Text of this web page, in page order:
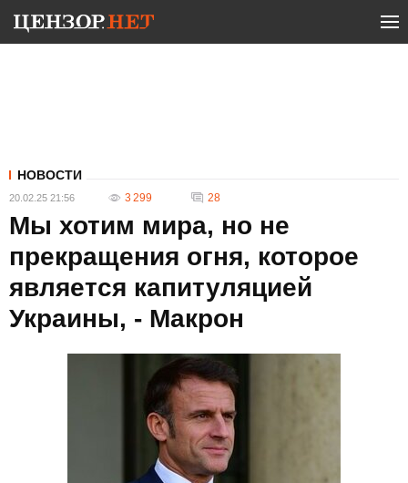
НОВОСТИ
20.02.25 21:56 3 299 28
Мы хотим мира, но не
прекращения огня, которое
является капитуляцией
Украины, - Макрон